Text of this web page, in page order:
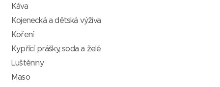
Káva
Kojenecká a dětská výživa
Koření
Kypřící prášky, soda a želé
Luštěniny
Maso